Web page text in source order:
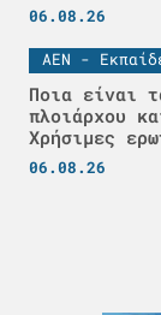
06.08.26
ΑΕΝ -
Ποια είναι
πλοιάρχου
Χρήσιμες
06.08.26